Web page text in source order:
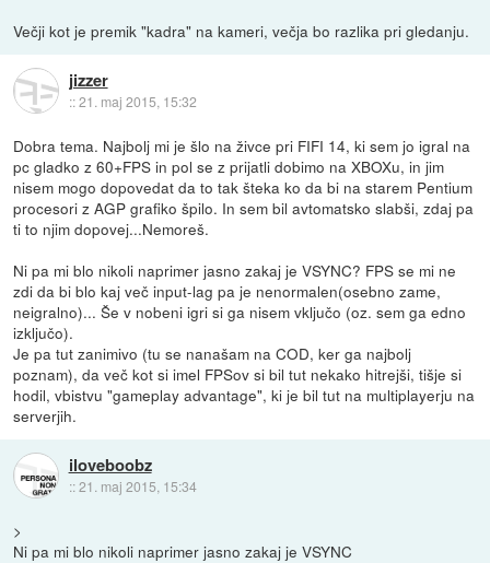
Večji kot je premik "kadra" na kameri, večja bo razlika pri gledanju.
jizzer
::21. maj 2015, 15:32
Dobra tema. Najbolj mi je šlo na živce pri FIFI 14, ki sem jo igral na
pc gladko z 60+FPS in pol se z prijatli dobimo na XBOXu, in jim
nisem mogo dopovedat da to tak šteka ko da bi na starem Pentium
procesori z AGP grafiko špilo. In sem bil avtomatsko slabši, zdaj pa
ti to njim dopovej...Nemoreš.
Ni pa mi blo nikoli naprimer jasno zakaj je VSYNC? FPS se mi ne
zdi da bi blo kaj več input-lag pa je nenormalen(osebno zame,
neigralno)... Še v nobeni igri si ga nisem vključo (oz. sem ga edno
izključo).
Je pa tut zanimivo (tu se nanašam na COD, ker ga najbolj
poznam), da več kot si imel FPSov si bil tut nekako hitrejši, tišje si
hodil, vbistvu "gameplay advantage", ki je bil tut na multiplayerju na
serverjih.
iloveboobz
::21. maj 2015, 15:34
>
Ni pa mi blo nikoli naprimer jasno zakaj je VSYNC